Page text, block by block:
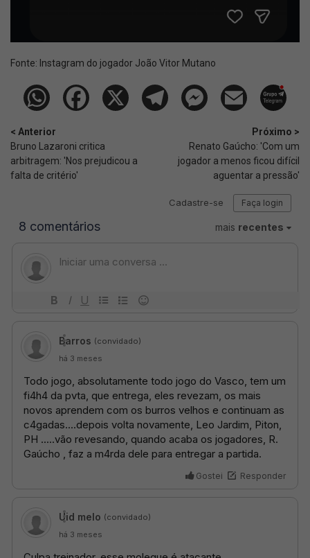
Fonte: Instagram do jogador João Vitor Mutano
< Anterior
Bruno Lazaroni critica
arbitragem: 'Nos prejudicou a
falta de critério'
Próximo >
Renato Gaúcho: 'Com um
jogador a menos ficou difícil
aguentar a pressão'